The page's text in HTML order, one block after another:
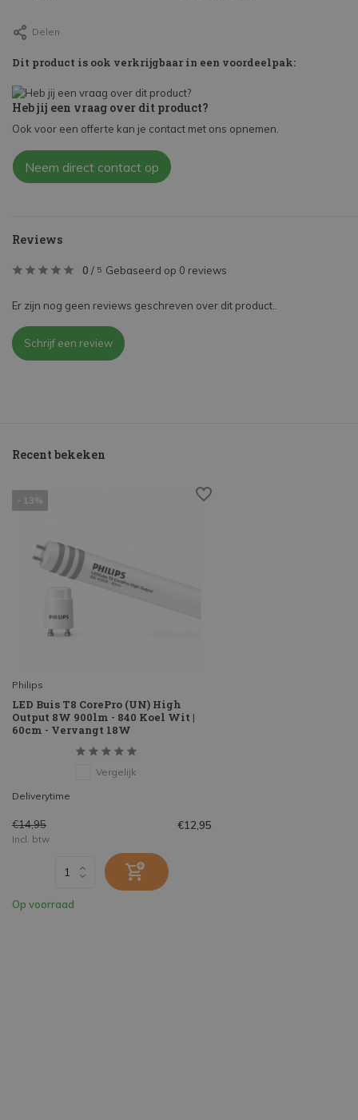
Delen
Dit product is ook verkrijgbaar in een voordeelpak:
Heb jij een vraag over dit product?
Ook voor een offerte kan je contact met ons opnemen.
Neem direct contact op
Reviews
0 / 5 Gebaseerd op 0 reviews
Er zijn nog geen reviews geschreven over dit product..
Schrijf een review
Recent bekeken
- 13%
Philips
LED Buis T8 CorePro (UN) High
Output 8W 900lm - 840 Koel Wit |
60cm - Vervangt 18W
Vergelijk
Deliverytime
€14,95 €12,95
Incl. btw
Op voorraad